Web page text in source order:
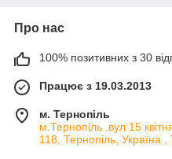
Про нас
100% позитивних з 30
Працює з 19.03.2013
м. Тернопіль
м.Тернопіль .вул 15
118, Тернопіль, Україна ,